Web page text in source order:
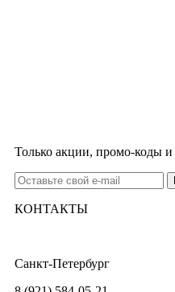
Только акции, промо-коды и
КОНТАКТЫ
Санкт-Петербург